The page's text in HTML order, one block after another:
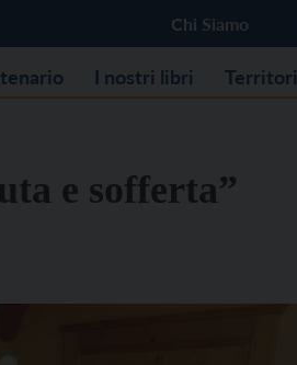
Chi Siamo
I nostri libri Territori
e sofferta”